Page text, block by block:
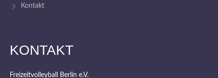
Kontakt
KONTAKT
Freizeitvolleyball Berlin e.V.